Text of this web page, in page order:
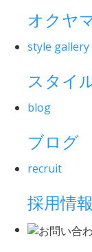
オクヤ
style gallery
スタイ
blog
ブログ
recruit
採用情報